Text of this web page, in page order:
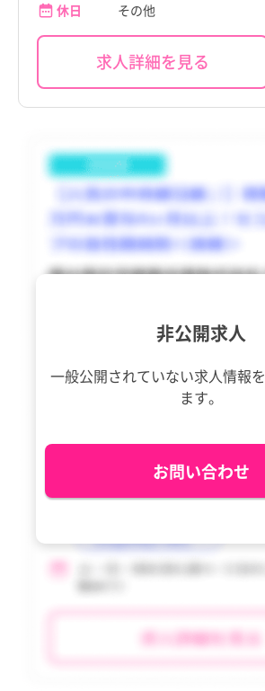
佐賀県
長崎県
熊本県
宮崎県
鹿児島県
沖縄県
tax_region
西東京市
瑞穂町
日の出町
檜原村
奥多摩町
大島町
利島村
三宅村
八丈町
休日
その他
求人詳細を見る
非公開求人
一般公開されていない求人情報を
ます。
お問い合わせ
佐賀県
長崎県
熊本県
宮崎県
鹿児島県
沖縄県
tax_region
西東京市
瑞穂町
日の出町
檜原村
奥多摩町
大島町
利島村
三宅村
八丈町